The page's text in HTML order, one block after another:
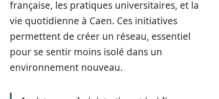
française, les pratiques universitaires, et la
vie quotidienne à Caen. Ces initiatives
permettent de créer un réseau, essentiel
pour se sentir moins isolé dans un
environnement nouveau.